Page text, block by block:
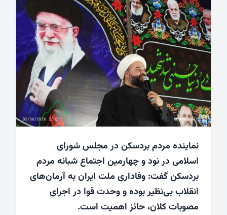
نماینده مردم بردسکن در مجلس شورای
اسلامی در نود و چهارمین اجتماع شبانه مردم
بردسکن گفت: وفاداری ملت ایران به آرمان‌های
انقلاب بی‌نظیر بوده و وحدت قوا در اجرای
مصوبات کلان، حائز اهمیت است.